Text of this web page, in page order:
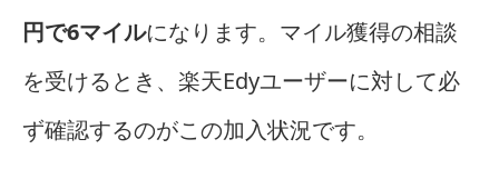
円で6マイルになります。マイル獲得の相談
を受けるとき、楽天Edyユーザーに対して必
ず確認するのがこの加入状況です。